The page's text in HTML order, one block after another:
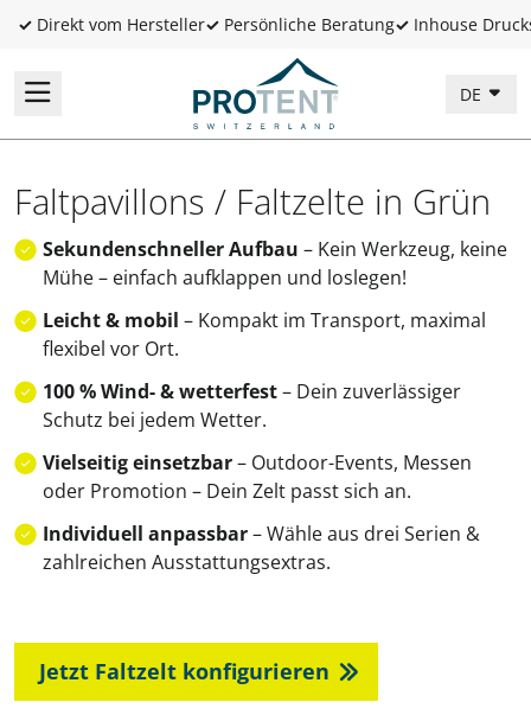
✓ Direkt vom Hersteller✓ Persönliche Beratung✓ Inhouse
DE
Faltpavillons / Faltzelte in Grün
Sekundenschneller Aufbau – Kein Werkzeug, keine
Mühe – einfach aufklappen und loslegen!
Leicht & mobil – Kompakt im Transport, maximal
flexibel vor Ort.
100 % Wind- & wetterfest– Dein zuverlässiger
Schutz bei jedem Wetter.
Vielseitig einsetzbar– Outdoor-Events, Messen
oder Promotion – Dein Zelt passt sich an.
Individuell anpassbar– Wähle aus drei Serien &
zahlreichen Ausstattungsextras.
Jetzt Faltzelt konfigurieren